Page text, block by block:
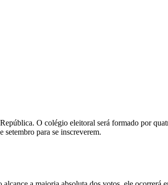
O colégio eleitoral será formado por
setembro para se inscreverem.